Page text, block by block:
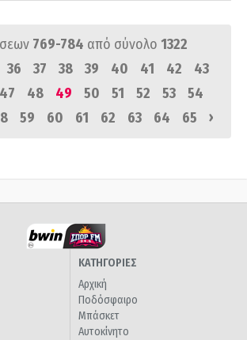
769-784 από σύνολο 1322
36 37 38 39 40 41 42
43
47 48 49 50 51 52 53
54
59 60 61 62 63 64 65 ›
ΚΑΤΗΓΟΡΙΕΣ
Αρχική
Ποδόσφαιρο
Μπάσκετ
Αυτοκίνητο